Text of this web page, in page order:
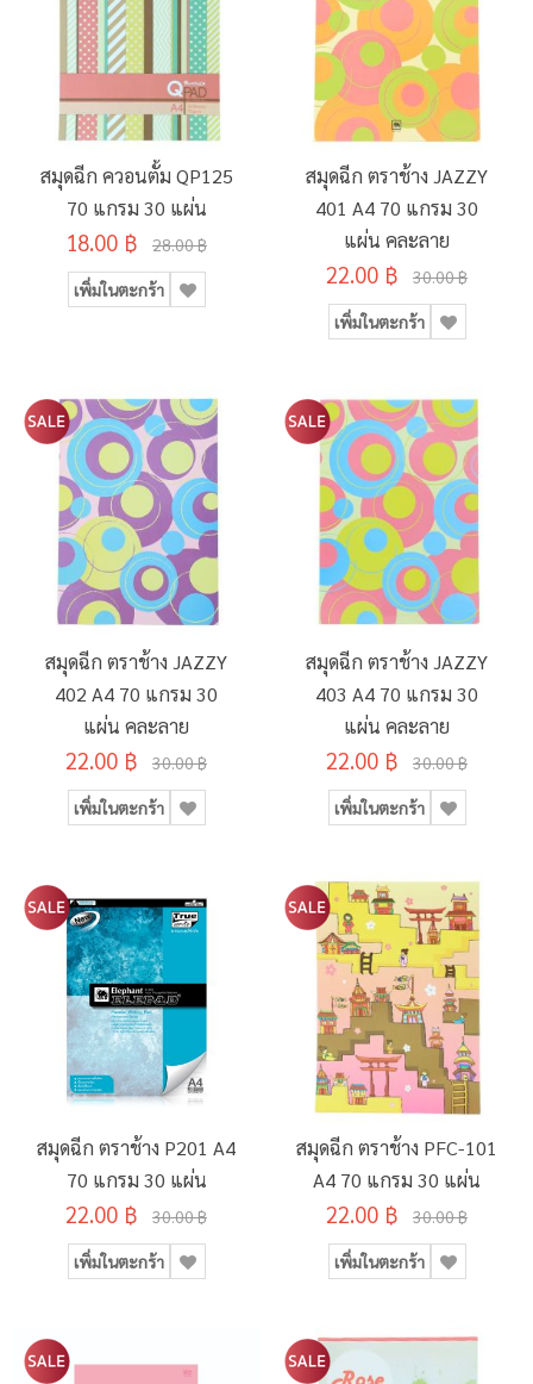
สมุดฉีก ควอนตั้ม QP125
70 แกรม 30 แผ่น
18.00 ฿ 28.00 ฿
เพิ่มในตะกร้า
สมุดฉีก ตราช้าง JAZZY
401 A4 70 แกรม 30
แผ่น คละลาย
22.00 ฿ 30.00 ฿
เพิ่มในตะกร้า
สมุดฉีก ตราช้าง JAZZY
402 A4 70 แกรม 30
แผ่น คละลาย
22.00 ฿ 30.00 ฿
เพิ่มในตะกร้า
สมุดฉีก ตราช้าง JAZZY
403 A4 70 แกรม 30
แผ่น คละลาย
22.00 ฿ 30.00 ฿
เพิ่มในตะกร้า
สมุดฉีก ตราช้าง P201 A4
70 แกรม 30 แผ่น
22.00 ฿ 30.00 ฿
เพิ่มในตะกร้า
สมุดฉีก ตราช้าง PFC-101
A4 70 แกรม 30 แผ่น
22.00 ฿ 30.00 ฿
เพิ่มในตะกร้า